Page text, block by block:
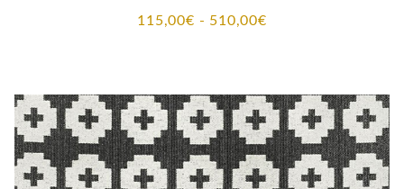
115,00€ - 510,00€Rango
desde
115,00€
hasta
510,00€